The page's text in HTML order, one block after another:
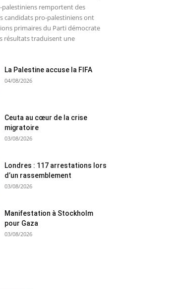
palestiniens remportent des
candidats pro-palestiniens ont
primaires du Parti démocrate
résultats traduisent une
La Palestine accuse la FIFA
04/08/2026
Ceuta au cœur de la crise
migratoire
03/08/2026
Londres : 117 arrestations lors
d’un rassemblement
03/08/2026
Manifestation à Stockholm
pour Gaza
03/08/2026